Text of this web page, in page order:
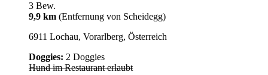
3 Bew.
9,9 km (Entfernung von Scheidegg)
6911 Lochau, Vorarlberg, Österreich
Doggies: 2 Doggies
Hund im Restaurant erlaubt